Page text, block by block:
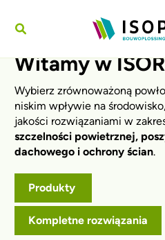
Witamy w
Wybierz zrównoważoną
niskim wpływie na
jakości rozwiązaniami w
szczelności powietrznej,
dachowego i ochrony ścian.
Produkty
Kompletne rozwiązania